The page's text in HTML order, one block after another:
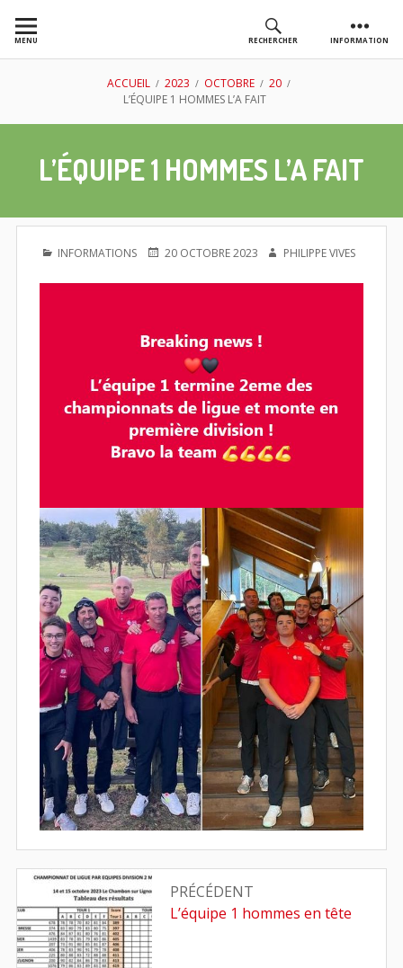
auMENU RECHERCHER INFORMATION
AS GOLF
CHASSIEU
D'ARIANE
ACCUEIL 2023 OCTOBRE
20
L’ÉQUIPE 1 HOMMES L’A FAIT
L’ÉQUIPE 1 HOMMES L’A FAIT
PUBLIÉ
INFORMATIONS
PUBLIÉ20 OCTOBRE 2023 AUTEURPHILIPPE VIVES
Navigation
de
l’article
PRÉCÉDENT
Article
L’équipe 1 hommes en tête